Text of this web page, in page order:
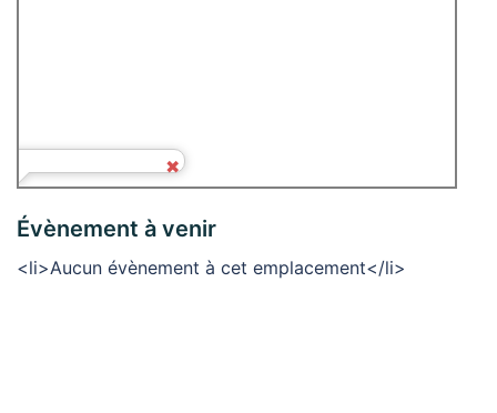
Évènement à venir
<li>Aucun évènement à cet emplacement</li>